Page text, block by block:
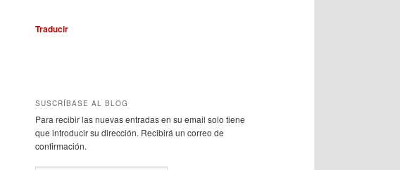
Traducir
SUSCRÍBASE AL BLOG
Para recibir las nuevas entradas en su email solo tiene
que introducir su dirección. Recibirá un correo de
confirmación.